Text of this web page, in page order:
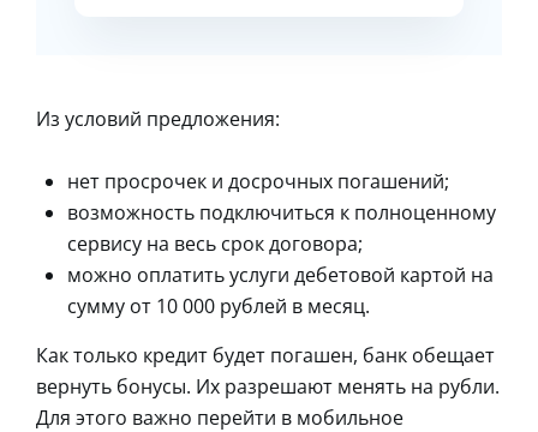
Из условий предложения:
нет просрочек и досрочных погашений;
возможность подключиться к полноценному
сервису на весь срок договора;
можно оплатить услуги дебетовой картой на
сумму от 10 000 рублей в месяц.
Как только кредит будет погашен, банк обещает
вернуть бонусы. Их разрешают менять на рубли.
Для этого важно перейти в мобильное